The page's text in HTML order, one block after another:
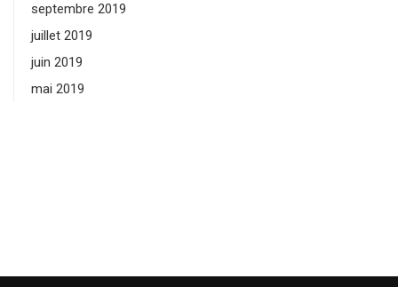
septembre 2019
juillet 2019
juin 2019
mai 2019